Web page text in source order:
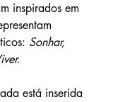
inspirados em
Sonhar,
está inserida